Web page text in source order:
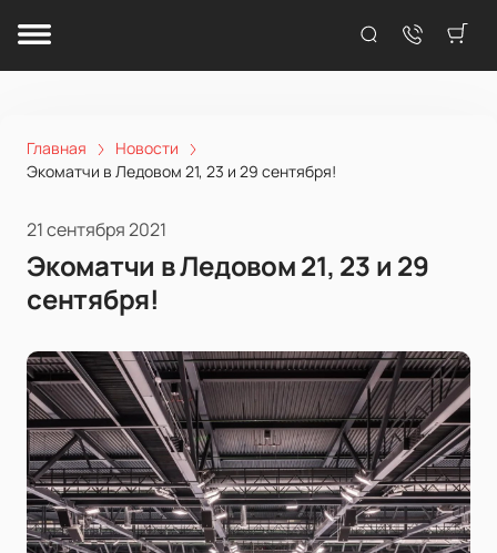
Главная
Новости
Экоматчи в Ледовом 21, 23 и 29 сентября!
21 сентября 2021
Экоматчи в Ледовом 21, 23 и 29
сентября!